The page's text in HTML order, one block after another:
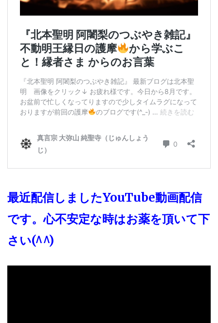
最近配信しましたYouTube動画配信
です。心不安定な時はお薬を頂いて下
さい(^^)